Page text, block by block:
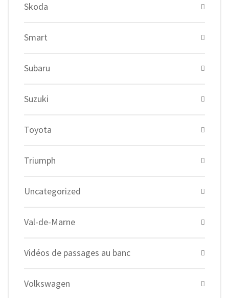
Skoda
Smart
Subaru
Suzuki
Toyota
Triumph
Uncategorized
Val-de-Marne
Vidéos de passages au banc
Volkswagen